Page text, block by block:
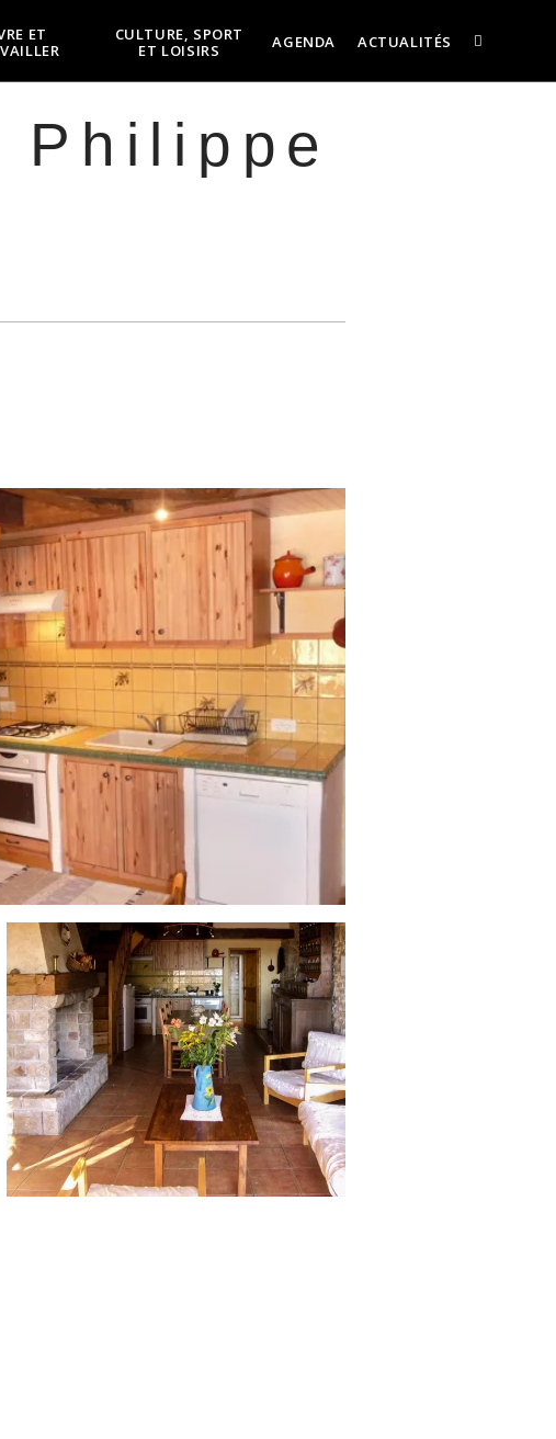
ET
CULTURE, SPORT
ET LOISIRS
AGENDA ACTUALITÉS
Philippe